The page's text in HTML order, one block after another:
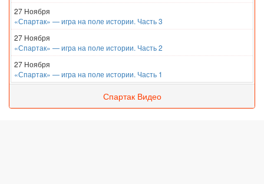
27 Ноября
«Спартак» — игра на поле истории. Часть 3
27 Ноября
«Спартак» — игра на поле истории. Часть 2
27 Ноября
«Спартак» — игра на поле истории. Часть 1
Спартак Видео